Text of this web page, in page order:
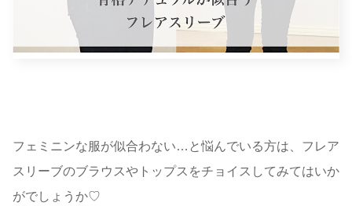
フェミニンな服が似合わない…と悩んでいる方は、フレア
スリーブのブラウスやトップスをチョイスしてみてはいか
がでしょうか♡